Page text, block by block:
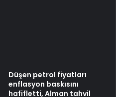
Düşen petrol fiyatları
enflasyon baskısını
hafifletti, Alman tahvil